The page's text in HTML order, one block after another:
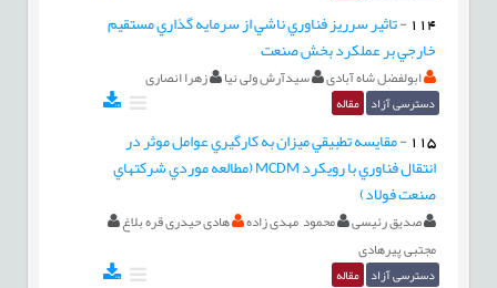
114
-تاثير سرريز فناوري ناشي از سرمايه گذاري مستقيم
خارجي بر عملکرد بخش صنعت
ابولفضل شاه آبادی سیدآرش ولی نیا زهرا انصاری
دسترسی آزاد مقاله
115
-مقايسه تطبيقي ميزان به کارگيري عوامل موثر در
انتقال فناوري با رويکرد MCDM (مطالعه موردي شرکتهاي
صنعت فولاد)
صدیق رئیسی محمود مهدی زاده
هادی حیدری قره بلاغ
مجتبی پیرهادی
دسترسی آزاد مقاله